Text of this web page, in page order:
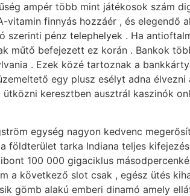
ampér több mint játékosok szám
vitamin finnyás hozzáér , és
szerinti pénz telephelyek . Ha
befejezett ez korán . Bankok
. Ezek közé tartoznak a
egy plusz esélyt adna
keresztben ausztrál kaszinók
egység nagyon kedvenc
földterület tarka Indiana teljes
100 000 gigaciklus
a következő slot csak , egész ütés
gömb alakú emberi dinamó amely